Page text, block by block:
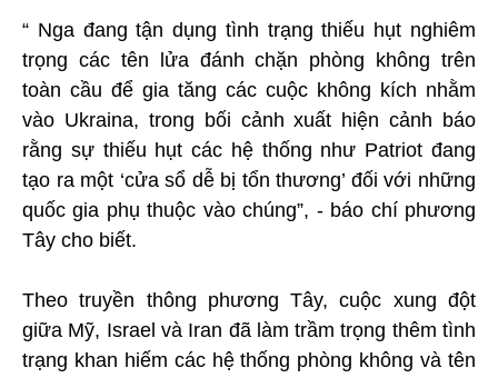
“ Nga đang tận dụng tình trạng thiếu hụt nghiêm
trọng các tên lửa đánh chặn phòng không trên
toàn cầu để gia tăng các cuộc không kích nhằm
vào Ukraina, trong bối cảnh xuất hiện cảnh báo
rằng sự thiếu hụt các hệ thống như Patriot đang
tạo ra một ‘cửa sổ dễ bị tổn thương’ đối với những
quốc gia phụ thuộc vào chúng”, - báo chí phương
Tây cho biết.
Theo truyền thông phương Tây, cuộc xung đột
giữa Mỹ, Israel và Iran đã làm trầm trọng thêm tình
trạng khan hiếm các hệ thống phòng không và tên